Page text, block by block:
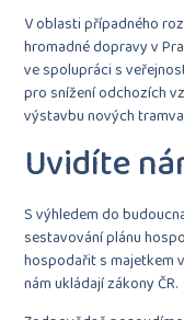
V oblasti případného
hromadné dopravy v
ve spolupráci s
pro snížení odchozích
výstavbu nových
Uvidíte
S výhledem do
sestavování plánu
hospodařit s majetkem
nám ukládají zákony ČR.